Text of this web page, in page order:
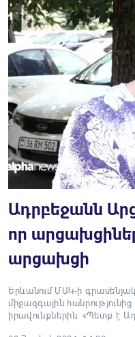
Ադրբեջանն
որ
արցախցի
Երևանում ՄԱԿ-ի
միջազգային
իրավունքներին: «Պետք է